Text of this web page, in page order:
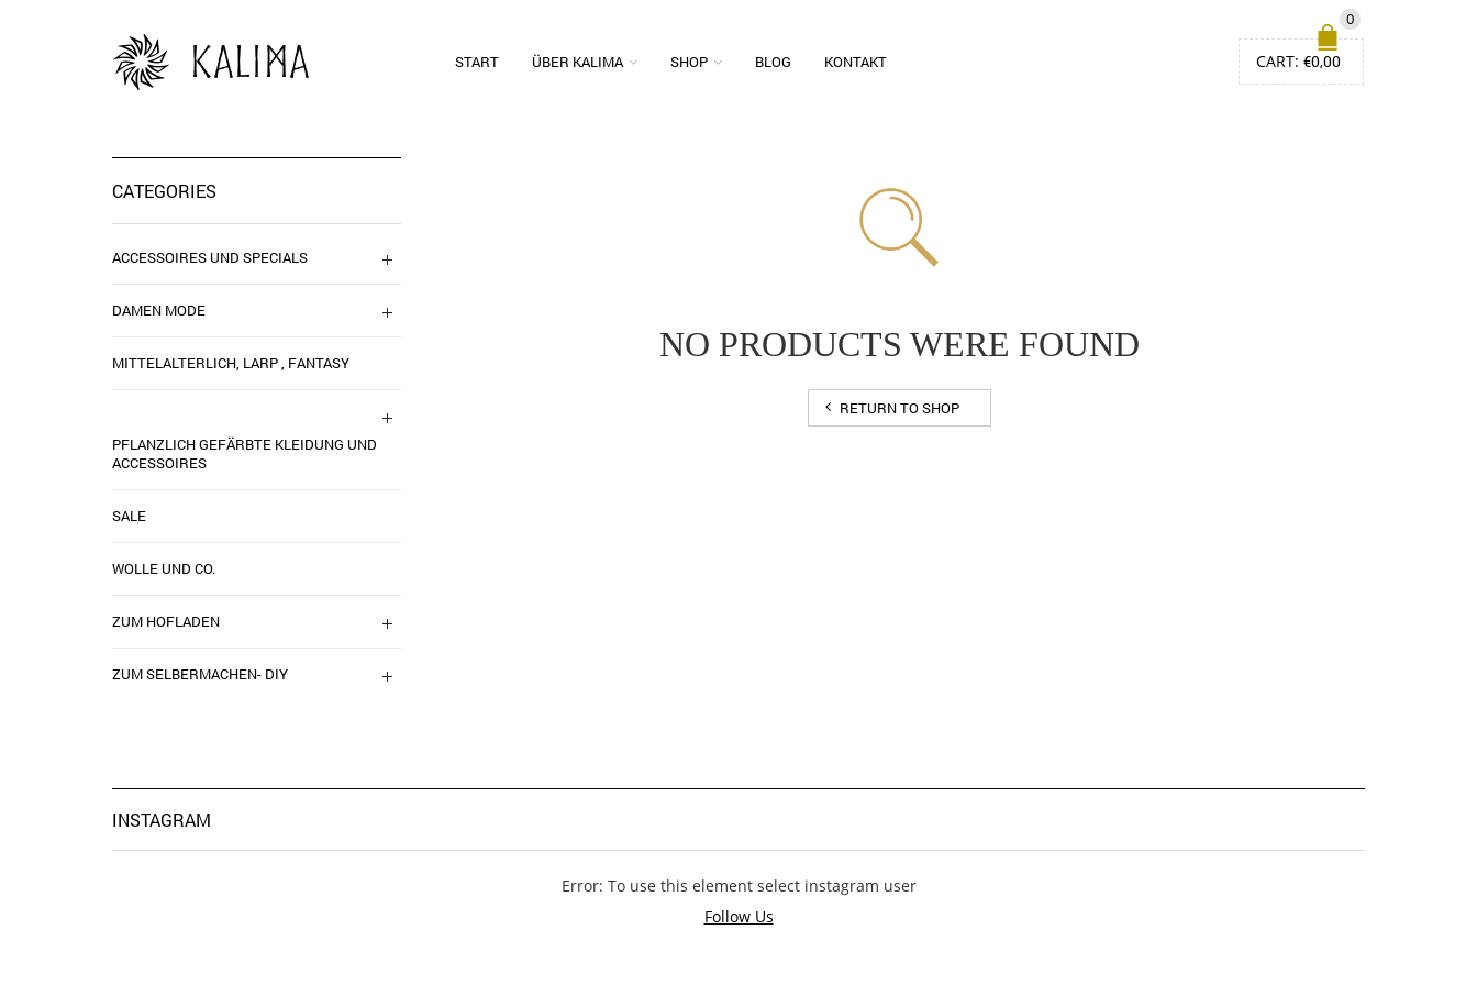
START ÜBER KALIMA SHOP BLOG KONTAKT
0
CART: €0,00
NO PRODUCTS WERE FOUND
RETURN TO SHOP
CATEGORIES
ACCESSOIRES UND SPECIALS
DAMEN MODE
MITTELALTERLICH, LARP , FANTASY
PFLANZLICH GEFÄRBTE KLEIDUNG UND
ACCESSOIRES
SALE
WOLLE UND CO.
ZUM HOFLADEN
ZUM SELBERMACHEN- DIY
INSTAGRAM
Error: To use this element select instagram user
Follow Us